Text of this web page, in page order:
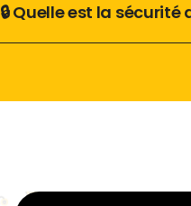
🔒 Quelle est la